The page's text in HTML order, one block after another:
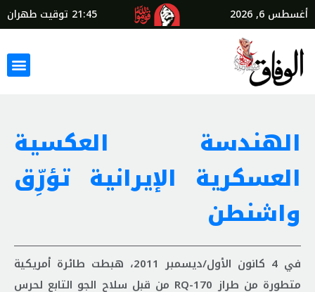
أغسطس 6, 2026 21:45 توقيت طهران
الهندسة العكسية
العسكرية الإيرانية تؤرِّق
واشنطن
في 4 كانون الأول/ديسمبر 2011، هبطت طائرة أمريكية
متطورة من طراز RQ-170 من قبل سلاح الجو التابع لحرس